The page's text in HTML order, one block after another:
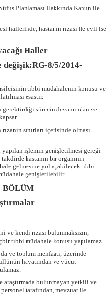
Planlaması Hakkında Kanun ile
hallerinde, hastanın rızası ile evli ise
Haller
değişik:RG-8/5/2014-
tıbbi müdahalenin konusu ve
esastır.
gerektirdiği sürecin devamı olan ve
sınırları içerisinde olması
işlemin genişletilmesi gereği
hastanın bir organının
gelmesine yol açabilecek tıbbi
genişletilebilir.
BÖLÜM
ve kendi rızası bulunmaksızın,
tıbbi müdahale konusu yapılamaz.
ve toplum menfaati, üzerinde
hayatından ve vücut
araştırmada bulunmayan yetkili ve
tarafından, mevzuat ile